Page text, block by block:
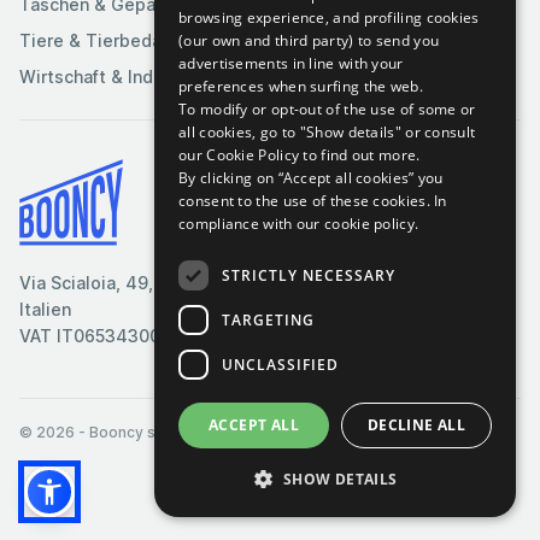
Taschen & Gepäck
Tiere & Tierbedarf
Wirtschaft & Industrie
Via Scialoia, 49, Florenz,
Italien
VAT IT06534300485
Bedingungen & Konditionen
Cookie-Richtlinie
Datenschutzrichtlinie
© 2026 - Booncy srl - VAT IT06534300485
browsing experience, and profiling cookies
(our own and third party) to send you
advertisements in line with your
preferences when surfing the web.
To modify or opt-out of the use of some or
all cookies, go to "Show details" or consult
our Cookie Policy to find out more.
By clicking on “Accept all cookies” you
consent to the use of these cookies. In
compliance with our cookie policy.
STRICTLY NECESSARY
TARGETING
UNCLASSIFIED
ACCEPT ALL DECLINE ALL
SHOW DETAILS